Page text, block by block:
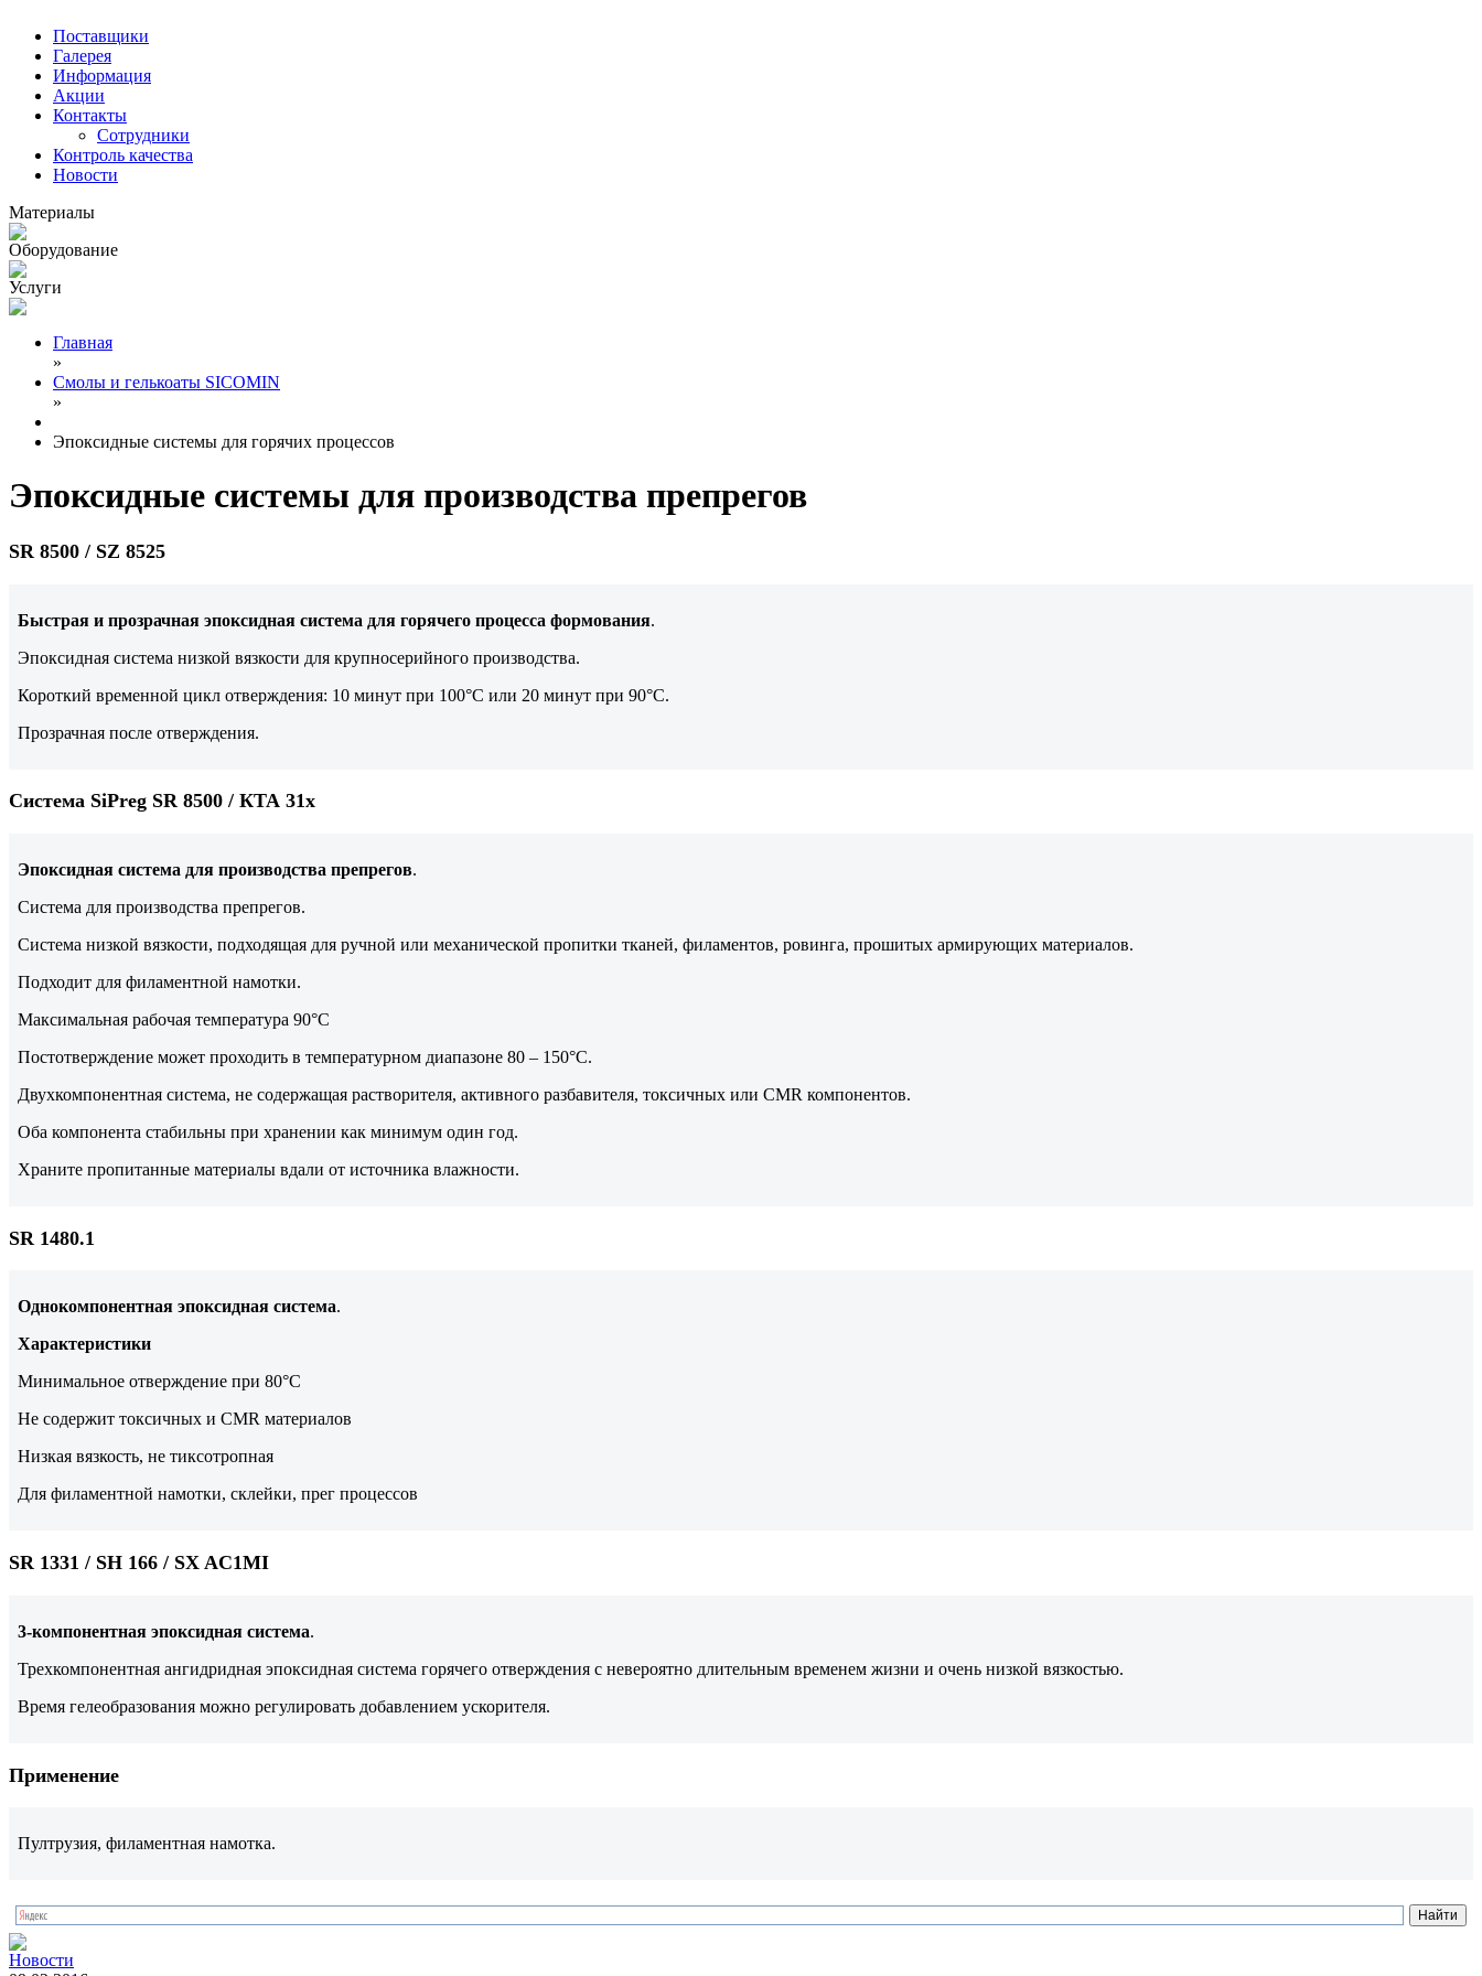
Поставщики
Галерея
Информация
Акции
Контакты
Сотрудники
Контроль качества
Новости
Материалы
Оборудование
Услуги
Главная
»
Смолы и гелькоаты SICOMIN
»
Эпоксидные системы для горячих процессов
Эпоксидные системы для производства препрегов
SR 8500 / SZ 8525
Быстрая и прозрачная эпоксидная система для горячего процесса формования.
Эпоксидная система низкой вязкости для крупносерийного производства.
Короткий временной цикл отверждения: 10 минут при 100°С или 20 минут при 90°С.
Прозрачная после отверждения.
Система SiPreg SR 8500 / КТА 31x
Эпоксидная система для производства препрегов.
Система для производства препрегов.
Система низкой вязкости, подходящая для ручной или механической пропитки тканей, филаментов, ровинга, прошитых армирующих материалов.
Подходит для филаментной намотки.
Максимальная рабочая температура 90°С
Постотверждение может проходить в температурном диапазоне 80 – 150°С.
Двухкомпонентная система, не содержащая растворителя, активного разбавителя, токсичных или CMR компонентов.
Оба компонента стабильны при хранении как минимум один год.
Храните пропитанные материалы вдали от источника влажности.
SR 1480.1
Однокомпонентная эпоксидная система.
Характеристики
Минимальное отверждение при 80°С
Не содержит токсичных и CMR материалов
Низкая вязкость, не тиксотропная
Для филаментной намотки, склейки, прег процессов
SR 1331 / SH 166 / SX AC1MI
3-компонентная эпоксидная система.
Трехкомпонентная ангидридная эпоксидная система горячего отверждения с невероятно длительным временем жизни и очень низкой вязкостью.
Время гелеобразования можно регулировать добавлением ускорителя.
Применение
Пултрузия, филаментная намотка.
Новости